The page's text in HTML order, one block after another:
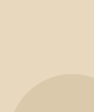
– Olio EVO